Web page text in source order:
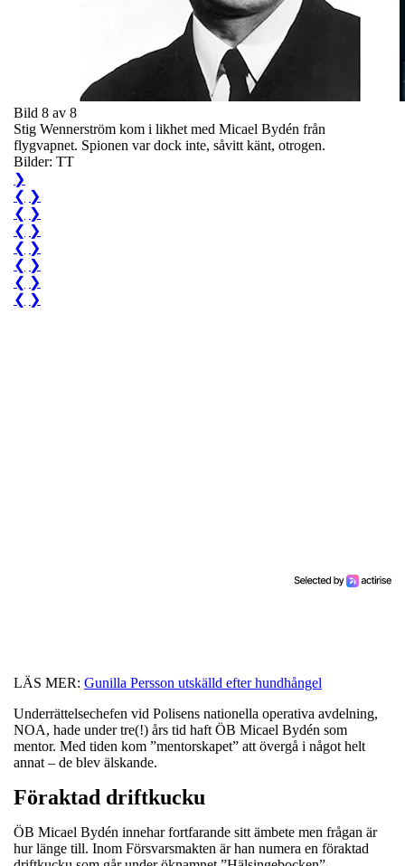
Bild 8 av 8
Stig Wennerström kom i likhet med Micael Bydén från
flygvapnet. Spionen var dock inte, såvitt känt, otrogen.
Bilder: TT
❯
❮ ❯
❮ ❯
❮ ❯
❮ ❯
❮ ❯
❮ ❯
❮ ❯
LÄS MER: Gunilla Persson utskälld efter hundhångel
Underrättelsechefen vid Polisens nationella operativa avdelning,
NOA, hade under tre(!) års tid haft ÖB Micael Bydén som
mentor. Med tiden kom ”mentorskapet” att övergå i något helt
annat – de blev älskande.
Föraktad driftkucku
ÖB Micael Bydén innehar fortfarande sitt ämbete men frågan är
hur länge till. Inom Försvarsmakten är han numera en föraktad